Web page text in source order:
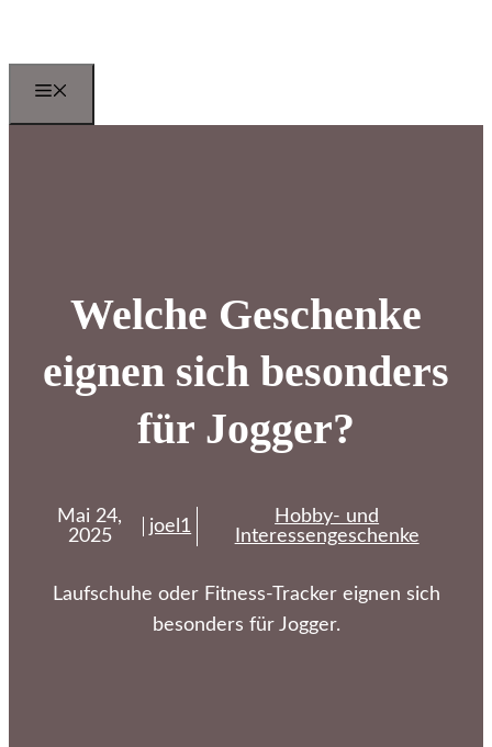
springen
Welche Geschenke
eignen sich besonders
für Jogger?
Mai 24,
2025
joel1
Hobby- und
Interessengeschenke
Laufschuhe oder Fitness-Tracker eignen sich
besonders für Jogger.